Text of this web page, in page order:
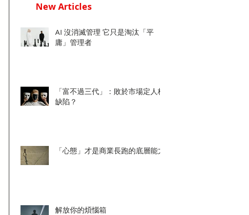
New Articles
AI 沒消滅管理 它只是淘汰「平
庸」管理者
「富不過三代」：敗於市場定人格
缺陷？
「心態」才是商業長跑的底層能力
解放你的煩惱箱